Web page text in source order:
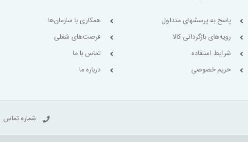
پاسخ به پرسشهای متداول
رویه‌های بازگردانی کالا
شرایط استفاده
حریم خصوصی
همکاری با سازمان‌ها
فرصت‌های شغلی
تماس با ما
درباره ما
شماره تماس